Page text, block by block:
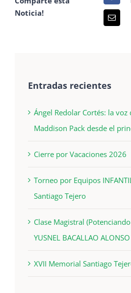
Noticia!
Entradas recientes
Ángel Redolar Cortés: la
Maddison Pack desde el
Cierre por Vacaciones 2026
Torneo por Equipos
Santiago Tejero
Clase Magistral
YUSNEL BACALLAO ALONSO
XVII Memorial Santiago